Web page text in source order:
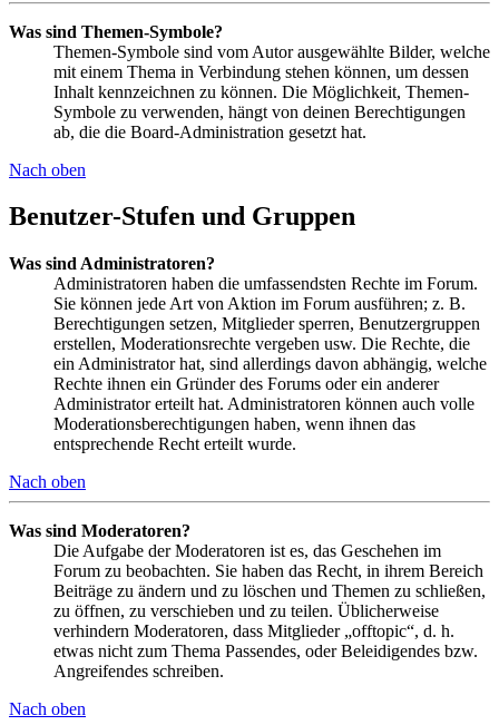
Was sind Themen-Symbole?
Themen-Symbole sind vom Autor ausgewählte Bilder, welche
mit einem Thema in Verbindung stehen können, um dessen
Inhalt kennzeichnen zu können. Die Möglichkeit, Themen-
Symbole zu verwenden, hängt von deinen Berechtigungen
ab, die die Board-Administration gesetzt hat.
Nach oben
Benutzer-Stufen und Gruppen
Was sind Administratoren?
Administratoren haben die umfassendsten Rechte im Forum.
Sie können jede Art von Aktion im Forum ausführen; z. B.
Berechtigungen setzen, Mitglieder sperren, Benutzergruppen
erstellen, Moderationsrechte vergeben usw. Die Rechte, die
ein Administrator hat, sind allerdings davon abhängig, welche
Rechte ihnen ein Gründer des Forums oder ein anderer
Administrator erteilt hat. Administratoren können auch volle
Moderationsberechtigungen haben, wenn ihnen das
entsprechende Recht erteilt wurde.
Nach oben
Was sind Moderatoren?
Die Aufgabe der Moderatoren ist es, das Geschehen im
Forum zu beobachten. Sie haben das Recht, in ihrem Bereich
Beiträge zu ändern und zu löschen und Themen zu schließen,
zu öffnen, zu verschieben und zu teilen. Üblicherweise
verhindern Moderatoren, dass Mitglieder „offtopic“, d. h.
etwas nicht zum Thema Passendes, oder Beleidigendes bzw.
Angreifendes schreiben.
Nach oben